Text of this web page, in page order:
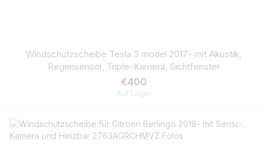
Windschutzscheibe Tesla 3 model 2017- mit Akustik,
Regensensor, Triple-Kamera, Sichtfenster
€400
Auf Lager